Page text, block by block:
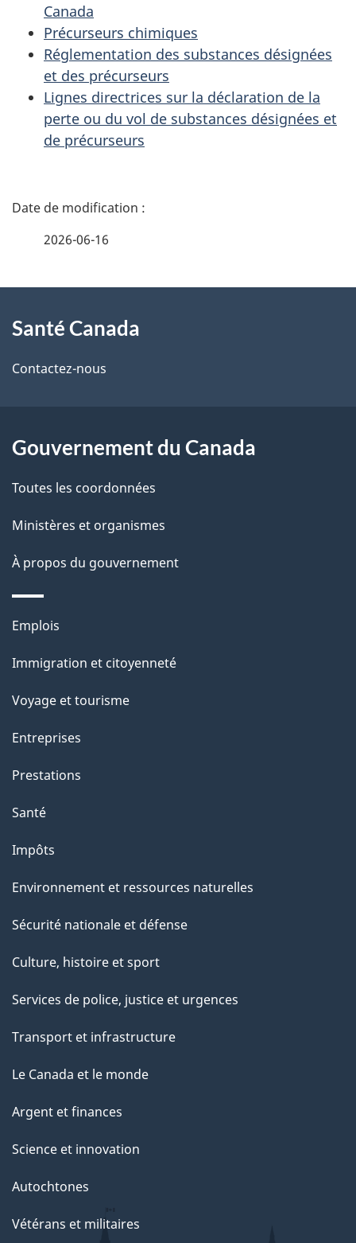
Canada
Précurseurs chimiques
Réglementation des substances désignées
et des précurseurs
Lignes directrices sur la déclaration de la
perte ou du vol de substances désignées et
de précurseurs
D
i
l
d
e
p
a
2026-06-16
propos
de
site
Santé Canada
Contactez-nous
Gouvernement du Canada
Toutes les coordonnées
Ministères et organismes
À propos du gouvernement
Thèmes
sujets
Emplois
Immigration et citoyenneté
Voyage et tourisme
Entreprises
Prestations
Santé
Impôts
Environnement et ressources naturelles
Sécurité nationale et défense
Culture, histoire et sport
Services de police, justice et urgences
Transport et infrastructure
Le Canada et le monde
Argent et finances
Science et innovation
Autochtones
Vétérans et militaires